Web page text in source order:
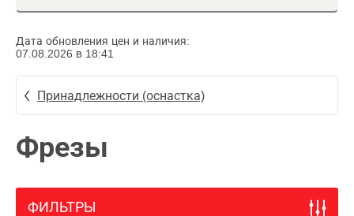
Дата обновления цен и наличия:
07.08.2026 в 18:41
Принадлежности (оснастка)
Фрезы
ФИЛЬТРЫ